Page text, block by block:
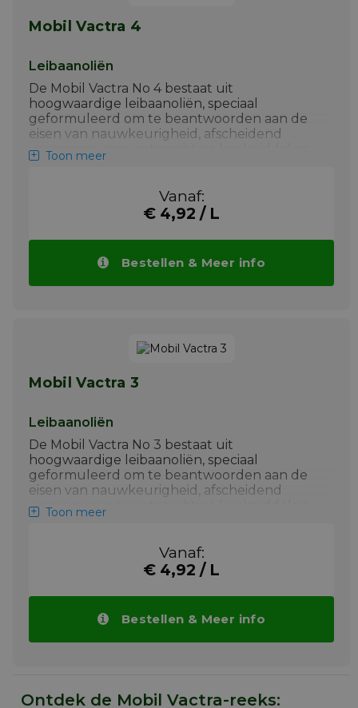
+ Circulatiesmering bij grote machines
vloeistof.
Meer info
Mobil Vactra 4
Leibaanoliën
De Mobil Vactra No 4 bestaat uit
hoogwaardige leibaanoliën, speciaal
geformuleerd om te beantwoorden aan de
eisen van nauwkeurigheid, afscheidend
vermogen voor waterachtige koelmiddelen
en bescherming van precisie-instrumenten.
Belangrijkste toepassingen van
+ Mobil Vactra Oil Nr. 4 worden
aanbevolen voor horizontale leibanen
+ Smering van kogelschroeven, rechte
koelmiddel de levensduur van het
+ Circulatiesmering bij grote machines
vloeistof.
Meer info
Toon meer
Vanaf:
€ 4,92 / L
Bestellen & Meer info
Mobil Vactra 3
Leibaanoliën
De Mobil Vactra No 3 bestaat uit
hoogwaardige leibaanoliën, speciaal
geformuleerd om te beantwoorden aan de
eisen van nauwkeurigheid, afscheidend
vermogen voor waterachtige koelmiddelen
en bescherming van precisie-instrumenten.
Belangrijkste toepassingen van
+ Mobil Vactra Oil Nr. 3 worden
aanbevolen voor verticale leibanen
+ Smering van kogelschroeven, rechte
door olie van het waterachtige
koelmiddel de levensduur van het
Toon meer
Vanaf:
€ 4,92 / L
Bestellen & Meer info
Ontdek de Mobil Vactra-reeks: